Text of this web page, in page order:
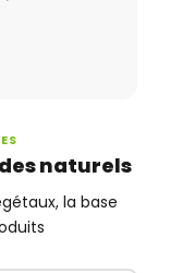
naturels
la base